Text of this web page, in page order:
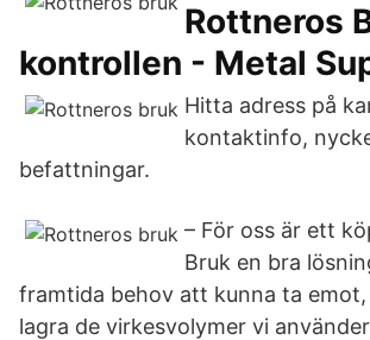
Rottneros
kontrollen - Metal
Hitta adress på
kontaktinfo,
befattningar.
– För oss är ett
Bruk en bra
framtida behov att kunna ta
lagra de virkesvolymer vi